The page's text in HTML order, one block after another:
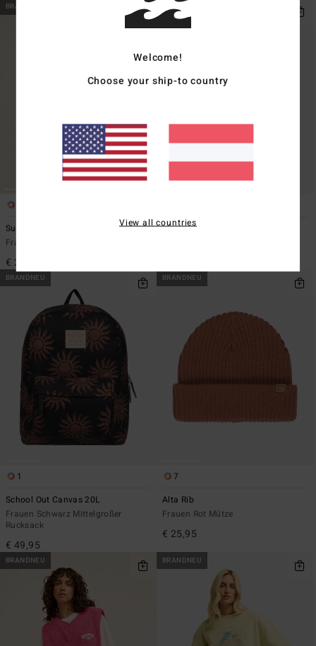
BRANDNEU
Surfing In Town
Frauen Grau T-Shirt
€ 25,95
BRANDNEU
Tripper Canvas
BRANDNEU
1
School Out Canvas 20L
Frauen Schwarz Mittelgroßer
Rucksack
€ 49,95
BRANDNEU
7
Alta Rib
Frauen Rot Mütze
€ 25,95
BRANDNEU BRANDNEU
Welcome!
Choose your ship-to country
View all countries